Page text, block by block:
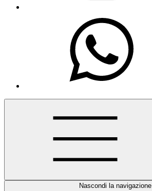
Nascondi la navigazione